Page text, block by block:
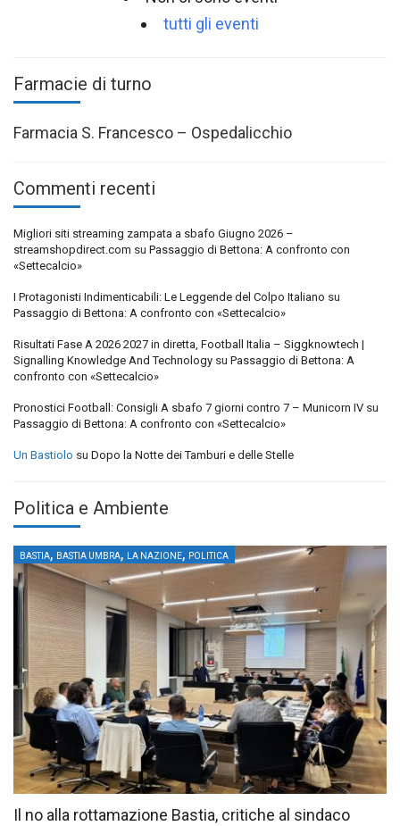
tutti gli eventi
Farmacie di turno
Farmacia S. Francesco – Ospedalicchio
Commenti recenti
Migliori siti streaming zampata a sbafo Giugno 2026 –
streamshopdirect.com su Passaggio di Bettona: A confronto con
«Settecalcio»
I Protagonisti Indimenticabili: Le Leggende del Colpo Italiano su
Passaggio di Bettona: A confronto con «Settecalcio»
Risultati Fase A 2026 2027 in diretta, Football Italia – Siggknowtech |
Signalling Knowledge And Technology su Passaggio di Bettona: A
confronto con «Settecalcio»
Pronostici Football: Consigli A sbafo 7 giorni contro 7 – Municorn IV su
Passaggio di Bettona: A confronto con «Settecalcio»
Un Bastiolo su Dopo la Notte dei Tamburi e delle Stelle
Politica e Ambiente
BASTIA, BASTIA UMBRA, LA NAZIONE, POLITICA
Il no alla rottamazione Bastia, critiche al sindaco